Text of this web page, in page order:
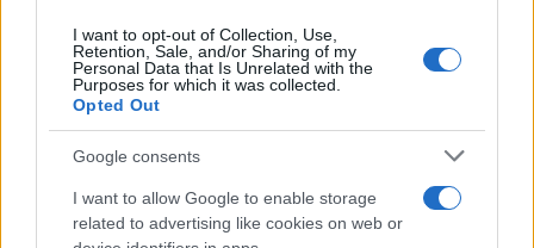
I want to opt-out of Collection, Use,
Retention, Sale, and/or Sharing of my
Personal Data that Is Unrelated with the
Purposes for which it was collected.
Opted Out
Google consents
I want to allow Google to enable storage
related to advertising like cookies on web or
Για τον εναγκαλισμό στο τέλος του ματς με τον
Γιοβάνοβιτς: